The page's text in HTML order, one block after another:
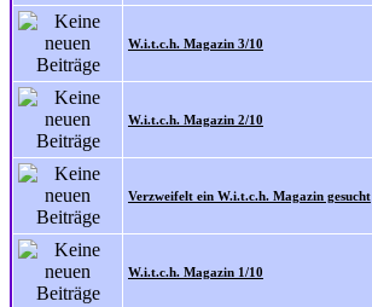
W.i.t.c.h. Magazin 3/10
W.i.t.c.h. Magazin 2/10
Verzweifelt ein W.i.t.c.h. Magazin gesucht
W.i.t.c.h. Magazin 1/10